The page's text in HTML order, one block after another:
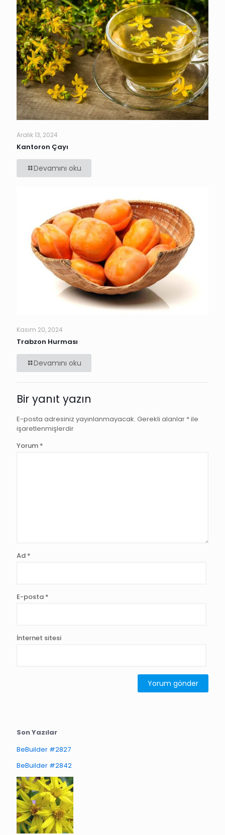
Aralık 13, 2024
Kantoron Çayı
Devamını oku
Kasım 20, 2024
Trabzon Hurması
Devamını oku
Bir yanıt yazın
E-posta adresiniz yayınlanmayacak. Gerekli alanlar *ile
işaretlenmişlerdir
Yorum *
Ad *
E-posta *
İnternet sitesi
Son Yazılar
BeBuilder #2827
BeBuilder #2842